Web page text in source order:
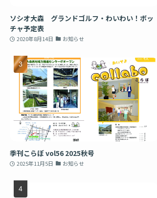
ソシオ大森 グランドゴルフ・わいわい！ボッ
チャ予定表
2020年8月14日 お知らせ
季刊こらぼ vol56 2025秋号
2025年11月5日 お知らせ